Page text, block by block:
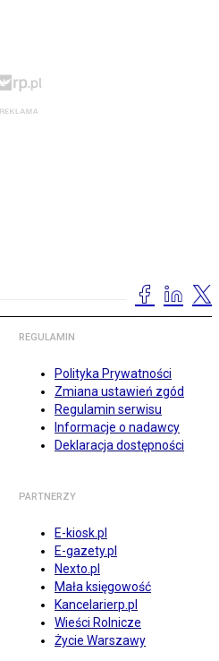
REGULAMIN
Polityka Prywatności
Zmiana ustawień zgód
Regulamin serwisu
Informacje o nadawcy
Deklaracja dostępności
PARTNERZY
E-kiosk.pl
E-gazety.pl
Nexto.pl
Mała księgowość
Kancelarierp.pl
Wieści Rolnicze
Życie Warszawy